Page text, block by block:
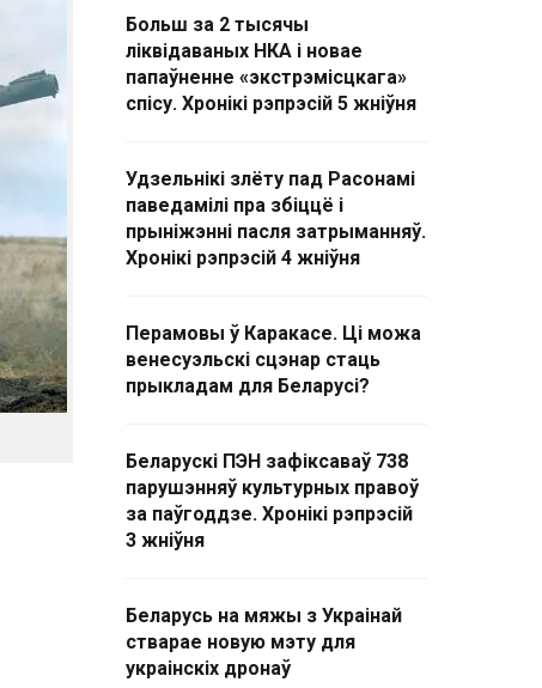
Больш за 2 тысячы
ліквідаваных НКА і новае
папаўненне «экстрэмісцкага»
спісу. Хронікі рэпрэсій 5 жніўня
Удзельнікі злёту пад Расонамі
паведамілі пра збіццё і
прыніжэнні пасля затрыманняў.
Хронікі рэпрэсій 4 жніўня
Перамовы ў Каракасе. Ці можа
венесуэльскі сцэнар стаць
прыкладам для Беларусі?
Беларускі ПЭН зафіксаваў 738
парушэнняў культурных правоў
за паўгоддзе. Хронікі рэпрэсій
3 жніўня
Беларусь на мяжы з Украінай
стварае новую мэту для
украінскіх дронаў